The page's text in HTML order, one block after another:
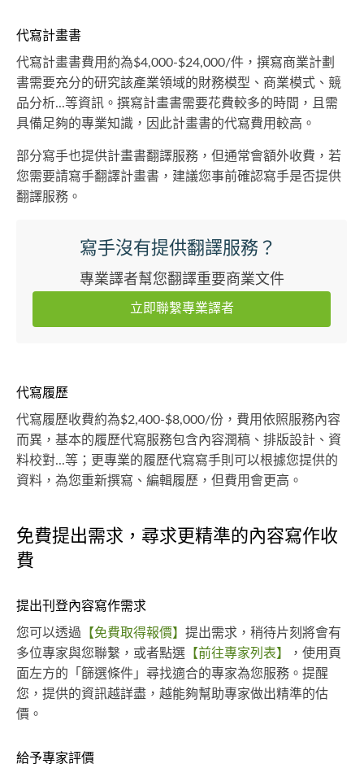
代寫計畫書
代寫計畫書費用約為$4,000-$24,000/件，撰寫商業計劃
書需要充分的研究該產業領域的財務模型、商業模式、競
品分析...等資訊。撰寫計畫書需要花費較多的時間，且需
具備足夠的專業知識，因此計畫書的代寫費用較高。
部分寫手也提供計畫書翻譯服務，但通常會額外收費，若
您需要請寫手翻譯計畫書，建議您事前確認寫手是否提供
翻譯服務。
寫手沒有提供翻譯服務？
專業譯者幫您翻譯重要商業文件
立即聯繫專業譯者
代寫履歷
代寫履歷收費約為$2,400-$8,000/份，費用依照服務內容
而異，基本的履歷代寫服務包含內容潤稿、排版設計、資
料校對...等；更專業的履歷代寫寫手則可以根據您提供的
資料，為您重新撰寫、編輯履歷，但費用會更高。
免費提出需求，尋求更精準的內容寫作收
費
提出刊登內容寫作需求
您可以透過 【免費取得報價】 提出需求，稍待片刻將會有
多位專家與您聯繫，或者點選 【前往專家列表】
，使用頁
面左方的「篩選條件」尋找適合的專家為您服務。提醒
您，提供的資訊越詳盡，越能夠幫助專家做出精準的估
價。
給予專家評價